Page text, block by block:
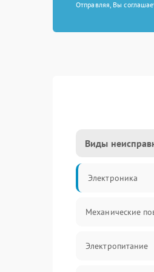
Отправляя, Вы
Виды
Электроника
Механические
Электропитание